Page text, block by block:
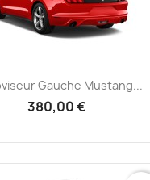
Gauche Mustang...
380,00 €